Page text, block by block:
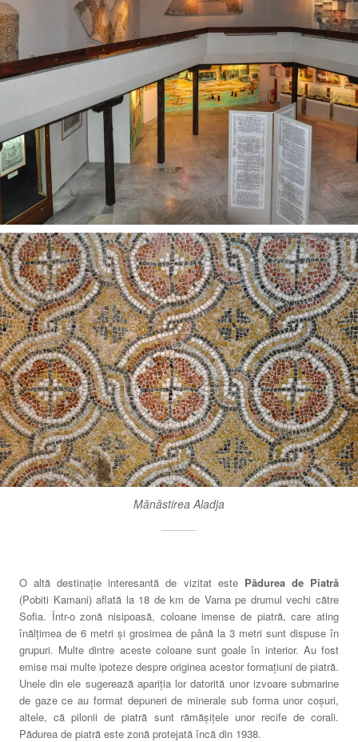
Mănăstirea Aladja
O altă destinație interesantă de vizitat este Pădurea de Piatră
(Pobiti Kamani) aflată la 18 de km de Varna pe drumul vechi către
Sofia. Într-o zonă nisipoasă, coloane imense de piatră, care ating
înălțimea de 6 metri și grosimea de până la 3 metri sunt dispuse în
grupuri. Multe dintre aceste coloane sunt goale în interior. Au fost
emise mai multe ipoteze despre originea acestor formațiuni de piatră.
Unele din ele sugerează apariția lor datorită unor izvoare submarine
de gaze ce au format depuneri de minerale sub forma unor coșuri,
altele, că pilonii de piatră sunt rămășițele unor recife de corali.
Pădurea de piatră este zonă protejată încă din 1938.